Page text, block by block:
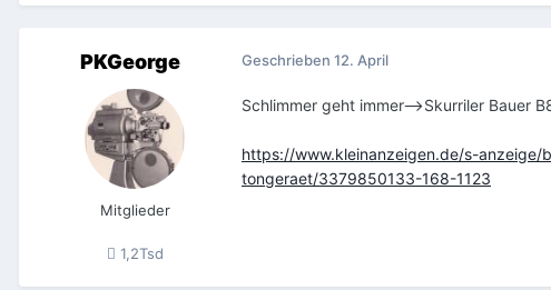
PKGeorge
Mitglieder
1,2Tsd
Geschrieben 12. April
Schlimmer geht immer-->Skurriler Bauer
https://www.kleinanzeigen.de/s-
tongeraet/3379850133-168-1123